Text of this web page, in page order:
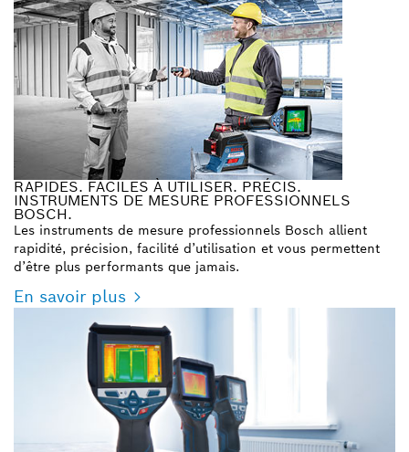
RAPIDES. FACILES À UTILISER. PRÉCIS.
INSTRUMENTS DE MESURE PROFESSIONNELS
BOSCH.
Les instruments de mesure professionnels Bosch allient
rapidité, précision, facilité d’utilisation et vous permettent
d’être plus performants que jamais.
En savoir plus